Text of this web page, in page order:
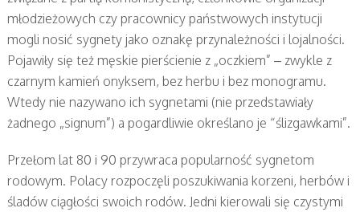
młodzieżowych czy pracownicy państwowych instytucji
mogli nosić sygnety jako oznakę przynależności i lojalności.
Pojawiły się też męskie pierścienie z „oczkiem” – zwykle z
czarnym kamień onyksem, bez herbu i bez monogramu.
Wtedy nie nazywano ich sygnetami (nie przedstawiały
żadnego „signum”) a pogardliwie określano je “ślizgawkami”.
Przełom lat 80 i 90 przywraca popularność sygnetom
rodowym. Polacy rozpoczęli poszukiwania korzeni, herbów i
śladów ciągłości swoich rodów. Jedni kierowali się czystymi